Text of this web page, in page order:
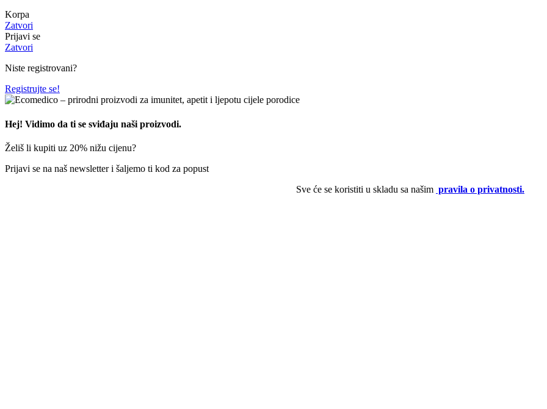
Korpa
Zatvori
Prijavi se
Zatvori
Niste registrovani?
Registrujte se!
Hej! Vidimo da ti se sviđaju naši proizvodi.
Želiš li kupiti uz 20% nižu cijenu?
Prijavi se na naš newsletter i šaljemo ti kod za popust
Sve će se koristiti u skladu sa našim pravila o privatnosti.